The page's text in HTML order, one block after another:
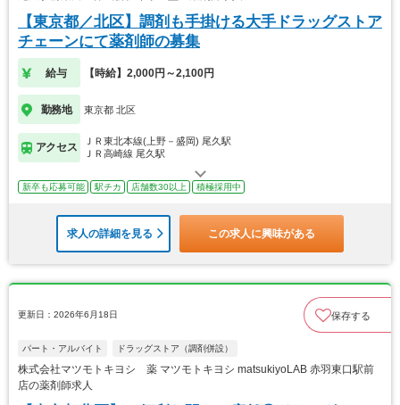
【東京都／北区】調剤も手掛ける大手ドラッグストア
チェーンにて薬剤師の募集
給与 【時給】2,000円～2,100円
勤務地 東京都 北区
アクセス
ＪＲ東北本線(上野－盛岡) 尾久駅
ＪＲ高崎線 尾久駅
新卒も応募可能 駅チカ 店舗数30以上 積極採用中
求人の詳細を見る この求人に興味がある
更新日：2026年6月18日 保存する
パート・アルバイト ドラッグストア（調剤併設）
株式会社マツモトキヨシ 薬 マツモトキヨシ matsukiyoLAB 赤羽東口駅前
店の薬剤師求人